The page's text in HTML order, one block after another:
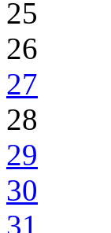
25
26
27
28
29
30
31